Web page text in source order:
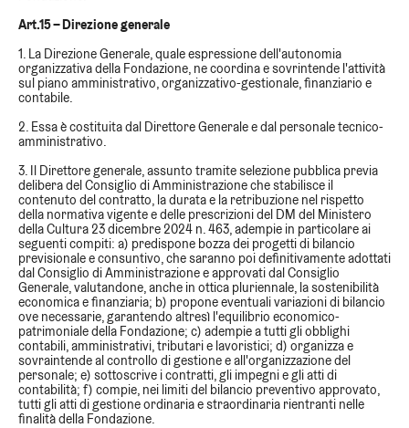
Art.15 – Direzione generale
1. La Direzione Generale, quale espressione dell'autonomia
organizzativa della Fondazione, ne coordina e sovrintende l'attività
sul piano amministrativo, organizzativo-gestionale, finanziario e
contabile.
2. Essa è costituita dal Direttore Generale e dal personale tecnico-
amministrativo.
3. Il Direttore generale, assunto tramite selezione pubblica previa
delibera del Consiglio di Amministrazione che stabilisce il
contenuto del contratto, la durata e la retribuzione nel rispetto
della normativa vigente e delle prescrizioni del DM del Ministero
della Cultura 23 dicembre 2024 n. 463, adempie in particolare ai
seguenti compiti: a) predispone bozza dei progetti di bilancio
previsionale e consuntivo, che saranno poi definitivamente adottati
dal Consiglio di Amministrazione e approvati dal Consiglio
Generale, valutandone, anche in ottica pluriennale, la sostenibilità
economica e finanziaria; b) propone eventuali variazioni di bilancio
ove necessarie, garantendo altresì l'equilibrio economico-
patrimoniale della Fondazione; c) adempie a tutti gli obblighi
contabili, amministrativi, tributari e lavoristici; d) organizza e
sovraintende al controllo di gestione e all'organizzazione del
personale; e) sottoscrive i contratti, gli impegni e gli atti di
contabilità; f) compie, nei limiti del bilancio preventivo approvato,
tutti gli atti di gestione ordinaria e straordinaria rientranti nelle
finalità della Fondazione.